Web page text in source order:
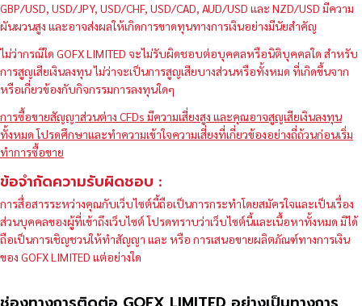
GBP/USD, USD/JPY, USD/CHF, USD/CAD, AUD/USD และ NZD/USD มีความ
ผันผวนสูง และอาจส่งผลให้เกิดการขาดทุนทางการเงินอย่างมีนัยสำคัญ
ไม่ว่ากรณีใด GOFX LIMITED จะไม่รับผิดชอบต่อบุคคลหรือนิติบุคคลใด สำหรับ
การสูญเสียเงินลงทุน ไม่ว่าจะเป็นการสูญเสียบางส่วนหรือทั้งหมด ที่เกิดขึ้นจาก
หรือเกี่ยวข้องกับกิจกรรมการลงทุนใดๆ
การซื้อขายสัญญาส่วนต่าง CFDs มีความเสี่ยงสูง และคุณอาจสูญเสียเงินลงทุน
ทั้งหมด โปรดศึกษาและทำความเข้าใจความเสี่ยงที่เกี่ยวข้องอย่างถี่ถ้วนก่อนเริ่ม
ทำการซื้อขาย
ข้อจำกัดความรับผิดชอบ :
การสื่อสารระหว่างคุณกับเว็บไซต์นี้ถือเป็นการกระทำโดยสมัครใจและเป็นเรื่อง
ส่วนบุคคลของผู้ที่เข้าถึงเว็บไซต์ โปรดทราบว่าเว็บไซต์นี้และเนื้อหาทั้งหมด มิได้
ถือเป็นการเชิญชวนให้ทำสัญญา และ หรือ การเสนอขายผลิตภัณฑ์ทางการเงิน
ของ GOFX LIMITED แต่อย่างใด